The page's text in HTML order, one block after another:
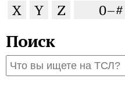
X
Y Z 0–#
Поиск